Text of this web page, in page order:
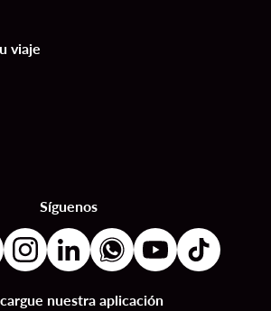
viaje
Síguenos
nuestra aplicación